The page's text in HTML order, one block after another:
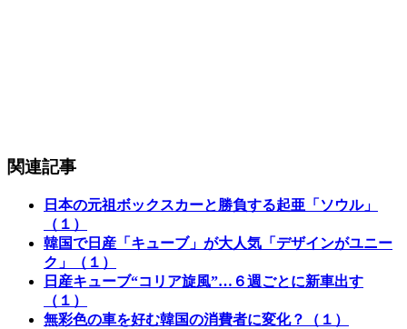
関連記事
日本の元祖ボックスカーと勝負する起亜「ソウル」
（１）
韓国で日産「キューブ」が大人気「デザインがユニー
ク」（１）
日産キューブ“コリア旋風”…６週ごとに新車出す
（１）
無彩色の車を好む韓国の消費者に変化？（１）